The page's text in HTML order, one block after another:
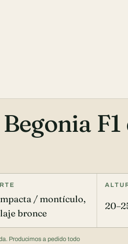
F1
/ montículo,
bronce
Producimos a pedido todo